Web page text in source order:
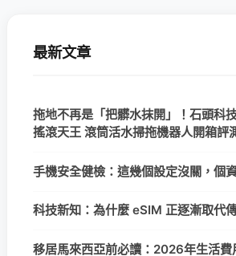
最新文章
拖地不再是「把髒水抹開」！石頭科
搖滾天王 滾筒活水掃拖機器人開箱評
手機安全健檢：這幾個設定沒關，個
科技新知：為什麼 eSIM 正逐漸取代
移居馬來西亞前必讀：2026年生活費